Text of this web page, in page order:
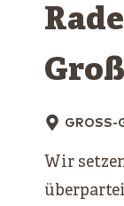
GROSS-
Wir